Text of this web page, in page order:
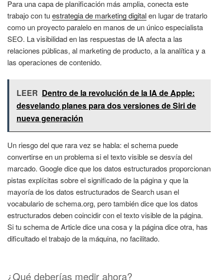
Para una capa de planificación más amplia, conecta este
trabajo con tuestrategia de marketing digitalen lugar de tratarlo
como un proyecto paralelo en manos de un único especialista
SEO. La visibilidad en las respuestas de IA afecta a las
relaciones públicas, al marketing de producto, a la analítica y a
las operaciones de contenido.
LEER Dentro de la revolución de la IA de Apple:
desvelando planes para dos versiones de Siri de
nueva generación
Un riesgo del que rara vez se habla: el schema puede
convertirse en un problema si el texto visible se desvía del
marcado. Google dice que los datos estructurados proporcionan
pistas explícitas sobre el significado de la página y que la
mayoría de los datos estructurados de Search usan el
vocabulario de schema.org, pero también dice que los datos
estructurados deben coincidir con el texto visible de la página.
Si tu schema de Article dice una cosa y la página dice otra, has
dificultado el trabajo de la máquina, no facilitado.
¿Qué deberías medir ahora?